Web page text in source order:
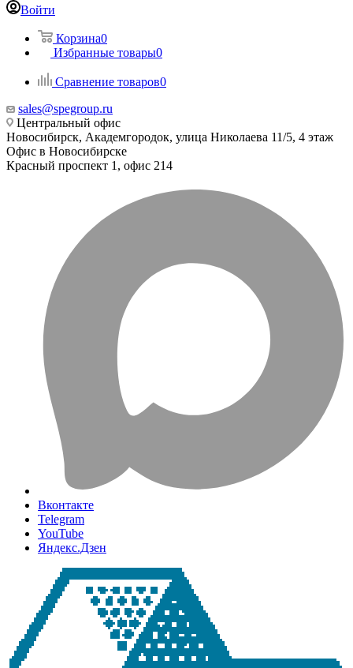
Войти
Корзина0
Избранные товары0
Сравнение товаров0
sales@spegroup.ru
Центральный офис
Новосибирск, Академгородок, улица Николаева 11/5, 4 этаж
Офис в Новосибирске
Красный проспект 1, офис 214
Вконтакте
Telegram
YouTube
Яндекс.Дзен